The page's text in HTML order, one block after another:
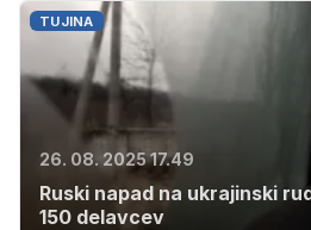
TUJINA
26. 08. 2025 17.49
Ruski napad na ukrajinski
150 delavcev